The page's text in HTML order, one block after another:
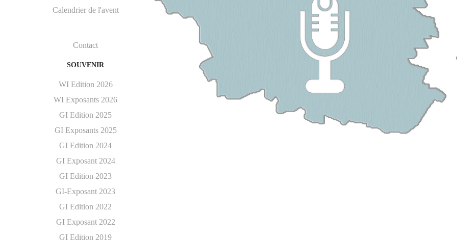
Calendrier de l'avent
Contact
SOUVENIR
WI Edition 2026
WI Exposants 2026
GI Edition 2025
GI Exposants 2025
GI Edition 2024
GI Exposant 2024
GI Edition 2023
GI-Exposant 2023
GI Edition 2022
GI Exposant 2022
GI Edition 2019